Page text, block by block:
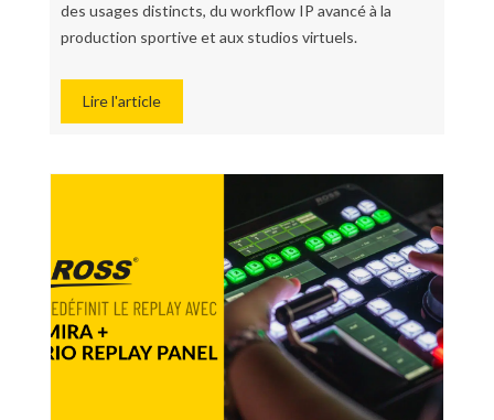
des usages distincts, du workflow IP avancé à la
production sportive et aux studios virtuels.
Lire l'article